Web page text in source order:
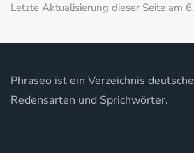
Letzte Aktualisierung dieser Seite am
Phraseo ist ein Verzeichnis
Redensarten und Sprichwörter.